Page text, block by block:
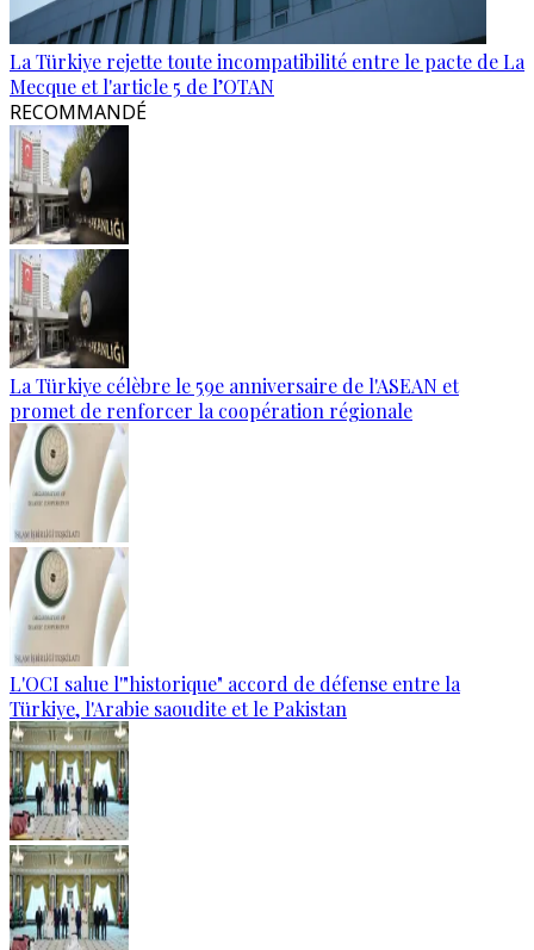
La Türkiye rejette toute incompatibilité entre le pacte de La
Mecque et l'article 5 de l’OTAN
RECOMMANDÉ
La Türkiye célèbre le 59e anniversaire de l'ASEAN et
promet de renforcer la coopération régionale
L'OCI salue l'"historique" accord de défense entre la
Türkiye, l'Arabie saoudite et le Pakistan